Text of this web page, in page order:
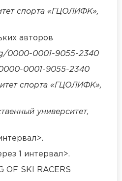
спорта «ГЦОЛИФК»,
авторов
0000-0001-9055-2340
0001-9055-2340
спорта «ГЦОЛИФК»,
университет,
1 интервал>.
OF SKI RACERS